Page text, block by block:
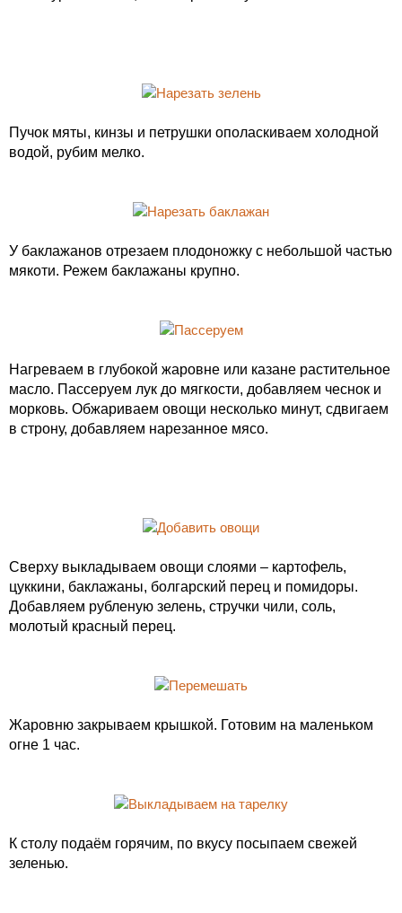
Пучок мяты, кинзы и петрушки ополаскиваем холодной
водой, рубим мелко.
У баклажанов отрезаем плодоножку с небольшой частью
мякоти. Режем баклажаны крупно.
Нагреваем в глубокой жаровне или казане растительное
масло. Пассеруем лук до мягкости, добавляем чеснок и
морковь. Обжариваем овощи несколько минут, сдвигаем
в строну, добавляем нарезанное мясо.
Сверху выкладываем овощи слоями – картофель,
цуккини, баклажаны, болгарский перец и помидоры.
Добавляем рубленую зелень, стручки чили, соль,
молотый красный перец.
Жаровню закрываем крышкой. Готовим на маленьком
огне 1 час.
К столу подаём горячим, по вкусу посыпаем свежей
зеленью.